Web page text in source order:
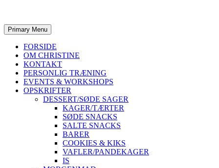
Primary Menu
FORSIDE
OM CHRISTINE
KONTAKT
PERSONLIG TRÆNING
EVENTS & WORKSHOPS
OPSKRIFTER
DESSERT/SØDE SAGER
KAGER/TÆRTER
SØDE SNACKS
SALTE SNACKS
BARER
COOKIES & KIKS
VAFLER/PANDEKAGER
IS